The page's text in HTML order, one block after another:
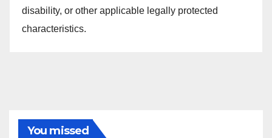
disability, or other applicable legally protected
characteristics.
You missed